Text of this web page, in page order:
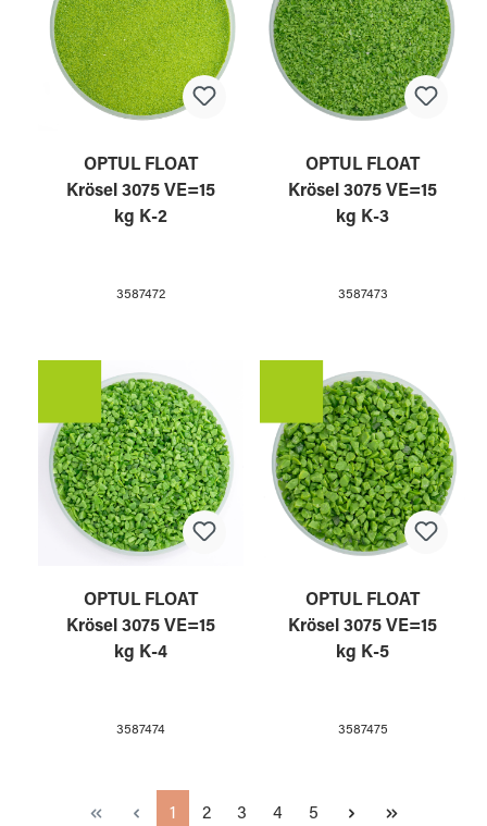
OPTUL FLOAT
Krösel 3075 VE=15
kg K-2
3587472
OPTUL FLOAT
Krösel 3075 VE=15
kg K-3
3587473
OPTUL FLOAT
Krösel 3075 VE=15
kg K-4
3587474
OPTUL FLOAT
Krösel 3075 VE=15
kg K-5
3587475
Seite
1 Seite
2 Seite
3 Seite
4 Seite
5